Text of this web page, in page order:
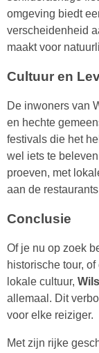
omgeving biedt
verscheidenheid
maakt voor
Cultuur en
De inwoners van
en hechte
festivals die het
wel iets te
proeven, met
aan de
Conclusie
Of je nu op zoek
historische tour,
lokale cultuur,
allemaal. Dit
voor elke reiziger.
Met zijn rijke